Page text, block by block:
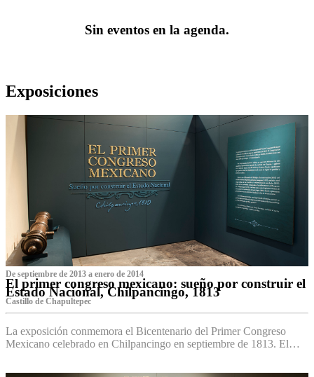
Sin eventos en la agenda.
Exposiciones
De septiembre de 2013 a enero de 2014
El primer congreso mexicano: sueño por construir el
Estado Nacional, Chilpancingo, 1813
Castillo de Chapultepec
La exposición conmemora el Bicentenario del Primer Congreso
Mexicano celebrado en Chilpancingo en septiembre de 1813. El…